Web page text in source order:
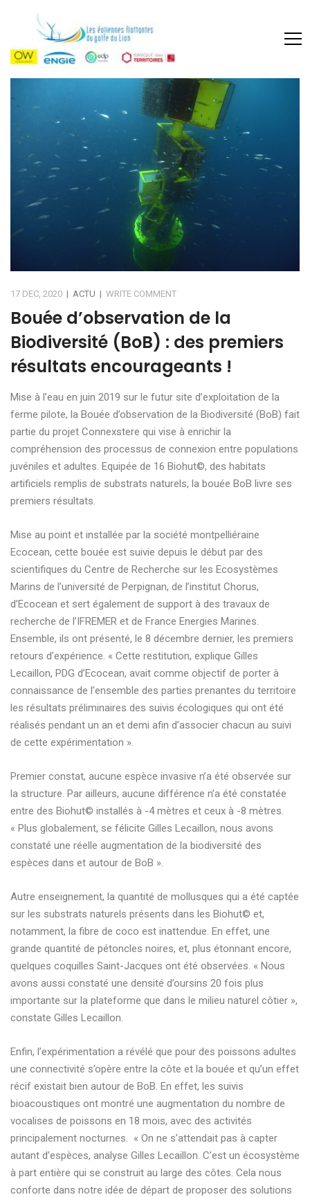
17 DEC, 2020 | ACTU | WRITE COMMENT
Bouée d’observation de la
Biodiversité (BoB) : des premiers
résultats encourageants !
Mise à l’eau en juin 2019 sur le futur site d’exploitation de la
ferme pilote, la Bouée d’observation de la Biodiversité (BoB) fait
partie du projet Connexstere qui vise à enrichir la
compréhension des processus de connexion entre populations
juvéniles et adultes. Equipée de 16 Biohut©, des habitats
artificiels remplis de substrats naturels, la bouée BoB livre ses
premiers résultats.
Mise au point et installée par la société montpelliéraine
Ecocean, cette bouée est suivie depuis le début par des
scientifiques du Centre de Recherche sur les Ecosystèmes
Marins de l’université de Perpignan, de l’institut Chorus,
d’Ecocean et sert également de support à des travaux de
recherche de l’IFREMER et de France Energies Marines.
Ensemble, ils ont présenté, le 8 décembre dernier, les premiers
retours d’expérience. « Cette restitution, explique Gilles
Lecaillon, PDG d’Ecocean, avait comme objectif de porter à
connaissance de l’ensemble des parties prenantes du territoire
les résultats préliminaires des suivis écologiques qui ont été
réalisés pendant un an et demi afin d’associer chacun au suivi
de cette expérimentation ».
Premier constat, aucune espèce invasive n’a été observée sur
la structure. Par ailleurs, aucune différence n’a été constatée
entre des Biohut© installés à -4 mètres et ceux à -8 mètres.
« Plus globalement, se félicite Gilles Lecaillon, nous avons
constaté une réelle augmentation de la biodiversité des
espèces dans et autour de BoB ».
Autre enseignement, la quantité de mollusques qui a été captée
sur les substrats naturels présents dans les Biohut© et,
notamment, la fibre de coco est inattendue. En effet, une
grande quantité de pétoncles noires, et, plus étonnant encore,
quelques coquilles Saint-Jacques ont été observées. « Nous
avons aussi constaté une densité d’oursins 20 fois plus
importante sur la plateforme que dans le milieu naturel côtier »,
constate Gilles Lecaillon.
Enfin, l’expérimentation a révélé que pour des poissons adultes
une connectivité s’opère entre la côte et la bouée et qu’un effet
récif existait bien autour de BoB. En effet, les suivis
bioacoustiques ont montré une augmentation du nombre de
vocalises de poissons en 18 mois, avec des activités
principalement nocturnes. « On ne s’attendait pas à capter
autant d’espèces, analyse Gilles Lecaillon. C’est un écosystème
à part entière qui se construit au large des côtes. Cela nous
conforte dans notre idée de départ de proposer des solutions